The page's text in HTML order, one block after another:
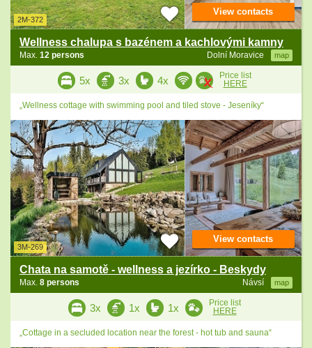
2M-372
Wellness chalupa s bazénem a kachlovými kamny
Dolní Moravice map
Max. 12 persons
View contacts
5x 3x 4x
Price list
HERE
„Wellness cottage with swimming pool and tiled stove - Jeseníky“
3M-269
Chata na samotě - wellness a jezírko - Beskydy
Návsí map
Max. 8 persons
View contacts
3x 1x 1x
Price list
HERE
„Cottage in a secluded location near the forest - hot tub and sauna“